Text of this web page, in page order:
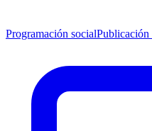
Programación socialPublicación